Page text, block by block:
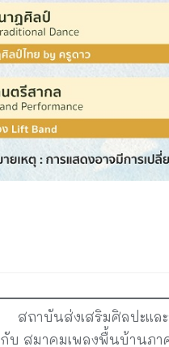
สถาบันส่งเสริมศิลปะแล
กับ สมาคมเพลงพื้นบ้านภา